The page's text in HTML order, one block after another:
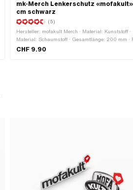
mk-Merch Lenkerschutz
cm schwarz
(5)
Hersteller: mofakult Merch · Material: Kunststoff ·
Material: Schaumstoff · Gesamtlänge: 200 mm ·
rot · Farbe: schwarz-matt · Farbe: weiss · Ø innen:
CHF 9.90